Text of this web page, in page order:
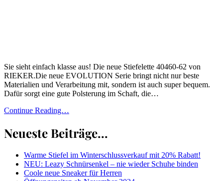
Sie sieht einfach klasse aus! Die neue Stiefelette 40460-62 von
RIEKER.Die neue EVOLUTION Serie bringt nicht nur beste
Materialien und Verarbeitung mit, sondern ist auch super bequem.
Dafür sorgt eine gute Polsterung im Schaft, die…
Continue Reading…
Neueste Beiträge...
Warme Stiefel im Winterschlussverkauf mit 20% Rabatt!
NEU: Leazy Schnürsenkel – nie wieder Schuhe binden
Coole neue Sneaker für Herren